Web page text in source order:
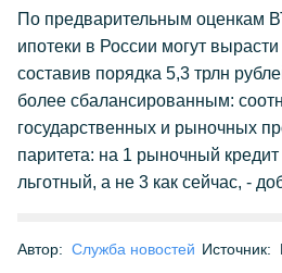
По предварительным оценкам
ипотеки в России могут
составив порядка 5,3 трлн
более сбалансированным:
государственных и рыночных
паритета: на 1 рыночный кредит
льготный, а не 3 как сейчас, -
Автор: Служба новостей Источник: